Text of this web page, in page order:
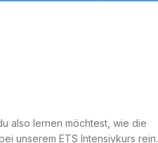
also lernen möchtest, wie die
unserem ETS Intensivkurs rein.